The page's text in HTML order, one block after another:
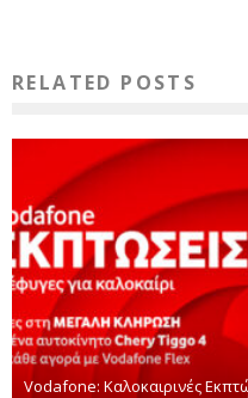
RELATED POSTS
Vodafone: Καλοκαιρινές